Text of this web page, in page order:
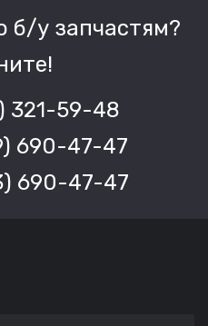
б/у запчастям?
321-59-48
690-47-47
690-47-47